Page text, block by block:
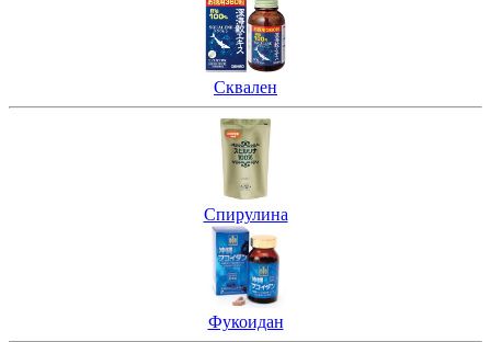
Сквален
Спирулина
Фукоидан